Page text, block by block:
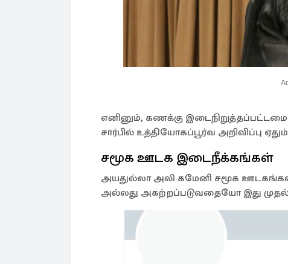
எனினும், கணக்கு
சார்பில் உத்தியோகப்பூர்வ அறிவிப்பு
சமூக ஊடக இடைநீக்கங்கள்
அயதுல்லா அலி கமேனி சமூக
அல்லது அகற்றப்படுவதையோ இது